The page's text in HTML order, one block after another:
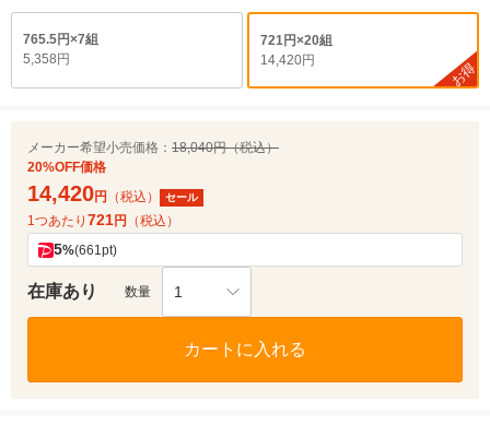
765.5円×7組
5,358円
721円×20組
14,420円
お得
メーカー希望小売価格： 18,040円（税込）
20%OFF価格
14,420円 （税込） セール
1つあたり 721円 （税込）
5%(661pt)
在庫あり 数量 1
カートに入れる